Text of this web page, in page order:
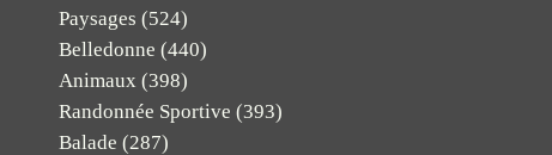
Paysages (524)
Belledonne (440)
Animaux (398)
Randonnée Sportive (393)
Balade (287)